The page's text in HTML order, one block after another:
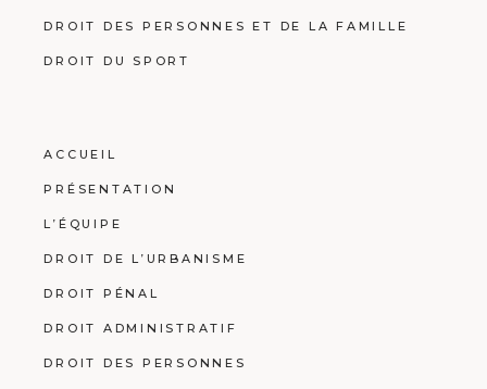
DROIT DES PERSONNES ET DE LA FAMILLE
DROIT DU SPORT
ACCUEIL
PRÉSENTATION
L’ÉQUIPE
DROIT DE L’URBANISME
DROIT PÉNAL
DROIT ADMINISTRATIF
DROIT DES PERSONNES